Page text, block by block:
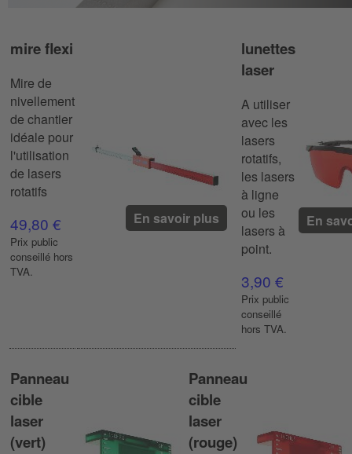
mire flexi
Mire de
nivellement
de chantier
idéale pour
l'utilisation
de lasers
rotatifs
49,80 €
Prix ​​public
conseillé hors
TVA.
En savoir plus
lunettes
laser
A utiliser
avec les
lasers
rotatifs,
les lasers
à ligne
ou les
lasers à
point.
3,90 €
Prix ​​public
conseillé
hors TVA.
En
Panneau
cible
laser
(vert)
Panneau
cible
laser
(rouge)